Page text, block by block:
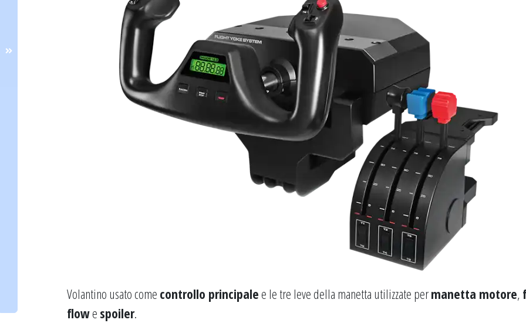
Volantino usato come controllo principale e le tre leve della manetta utilizzate permanetta motore,
flowe spoiler.